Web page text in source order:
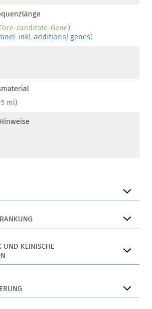
canditate-Gene)
inkl. additional genes)
5 ml)
UND KLINISCHE